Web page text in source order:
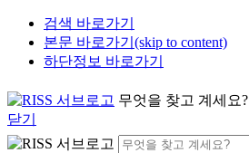
검색 바로가기
본문 바로가기(skip to content)
하단정보 바로가기
무엇을 찾고 계세요?
닫기